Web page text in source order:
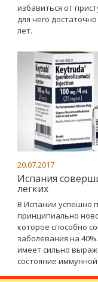
избавиться от
для чего
лет.
20.07.2017
Испания
легких
В Испании успешно
принципиально
которое способно
заболевания на
имеет сильно
состояние